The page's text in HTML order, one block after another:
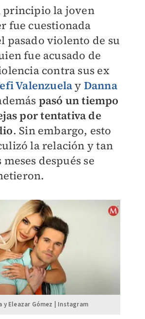
principio la joven
fue cuestionada
pasado violento de su
fue acusado de
contra sus ex
Valenzuelay Danna
pasó un tiempo
portentativa de
. Sin embargo, esto
la relación y tan
después se
y Eleazar Gómez | Instagram